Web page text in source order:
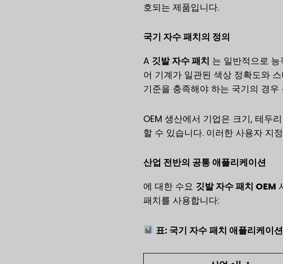
호되는 제품입니다.
국기 자수 패치의 정의
A 깃발 자수 패치 는 일반적으로
어 기계가 일관된 색상 정확도와
기준을 충족해야 하는 국기의 경우
OEM 생산에서 기업은 크기, 테두
할 수 있습니다. 이러한 사용자 지
산업 전반의 공통 애플리케이션
에 대한 수요 깃발 자수 패치 OEM
패치를 사용합니다:
표: 국기 자수 패치 애플리케이